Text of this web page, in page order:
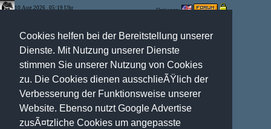
Cookies helfen bei der Bereitstellung unserer
Dienste. Mit Nutzung unserer Dienste
stimmen Sie unserer Nutzung von Cookies
zu. Die Cookies dienen ausschlieÃŸlich der
Verbesserung der Funktionsweise unserer
Website. Ebenso nutzt Google Advertise
zusÃ¤tzliche Cookies um angepasste
10.Aug.2026 , 05:19 Uhr Optionen: